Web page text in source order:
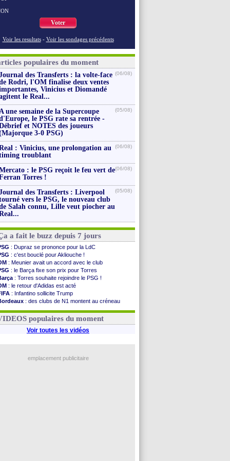
Voter
Voir les resultats - Voir les sondages précédents
populaires du moment
des Transferts : la volte-face
Rodri, l'OM finalise deux ventes
Vinicius et Diomandé
le Real...
(06/08)
une semaine de la Supercoupe
le PSG rate sa rentrée -
et NOTES des joueurs
3-0 PSG)
(05/08)
: Vinicius, une prolongation au
troublant
(06/08)
: le PSG reçoit le feu vert de
Torres !
(06/08)
des Transferts : Liverpool
vers le PSG, le nouveau club
Salah connu, Lille veut piocher au
(05/08)
a fait le buzz depuis 7 jours
: Dupraz se prononce pour la LdC
: c'est bouclé pour Akliouche !
: Meunier avait un accord avec le club
: le Barça fixe son prix pour Torres
: Torres souhaite rejoindre le PSG !
: le retour d'Adidas est acté
: Infantino sollicite Trump
: des clubs de N1 montent au créneau
: le démenti de Leipzig pour Diomandé
populaires du moment
Voir toutes les vidéos
emplacement publicitaire